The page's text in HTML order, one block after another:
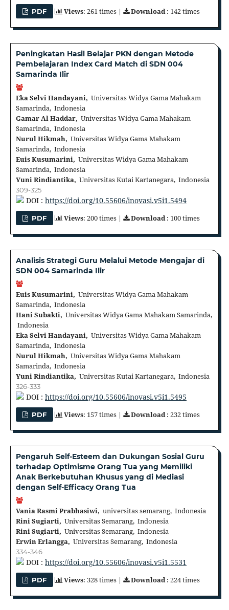
PDF Views: 261 times | Download: 142 times
Peningkatan Hasil Belajar PKN dengan Metode
Pembelajaran Index Card Match di SDN 004
Samarinda Ilir
Eka Selvi Handayani, Universitas Widya Gama Mahakam
Samarinda, Indonesia
Gamar Al Haddar, Universitas Widya Gama Mahakam
Samarinda, Indonesia
Nurul Hikmah, Universitas Widya Gama Mahakam
Samarinda, Indonesia
Euis Kusumarini, Universitas Widya Gama Mahakam
Samarinda, Indonesia
Yuni Rindiantika, Universitas Kutai Kartanegara, Indonesia
309-325
DOI : https://doi.org/10.55606/inovasi.v5i1.5494
PDF Views: 200 times | Download: 100 times
Analisis Strategi Guru Melalui Metode Mengajar di
SDN 004 Samarinda Ilir
Euis Kusumarini, Universitas Widya Gama Mahakam
Samarinda, Indonesia
Hani Subakti, Universitas Widya Gama Mahakam Samarinda,
Indonesia
Eka Selvi Handayani, Universitas Widya Gama Mahakam
Samarinda, Indonesia
Nurul Hikmah, Universitas Widya Gama Mahakam
Samarinda, Indonesia
Yuni Rindiantika, Universitas Kutai Kartanegara, Indonesia
326-333
DOI : https://doi.org/10.55606/inovasi.v5i1.5495
PDF Views: 157 times | Download : 232 times
Pengaruh Self-Esteem dan Dukungan Sosial Guru
terhadap Optimisme Orang Tua yang Memiliki
Anak Berkebutuhan Khusus yang di Mediasi
dengan Self-Efficacy Orang Tua
Vania Rasmi Prabhasiwi, universitas semarang, Indonesia
Rini Sugiarti, Universitas Semarang, Indonesia
Rini Sugiarti, Universitas Semarang, Indonesia
Erwin Erlangga, Universitas Semarang, Indonesia
334-346
DOI : https://doi.org/10.55606/inovasi.v5i1.5531
PDF Views: 328 times | Download: 224 times